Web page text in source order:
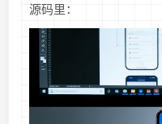
源码里：